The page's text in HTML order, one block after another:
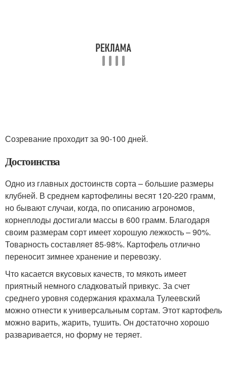
Созревание проходит за 90-100 дней.
Достоинства
Одно из главных достоинств сорта – большие размеры
клубней. В среднем картофелины весят 120-220 грамм,
но бывают случаи, когда, по описанию агрономов,
корнеплоды достигали массы в 600 грамм. Благодаря
своим размерам сорт имеет хорошую лежкость – 90%.
Товарность составляет 85-98%. Картофель отлично
переносит зимнее хранение и перевозку.
Что касается вкусовых качеств, то мякоть имеет
приятный немного сладковатый привкус. За счет
среднего уровня содержания крахмала Тулеевский
можно отнести к универсальным сортам. Этот картофель
можно варить, жарить, тушить. Он достаточно хорошо
разваривается, но форму не теряет.